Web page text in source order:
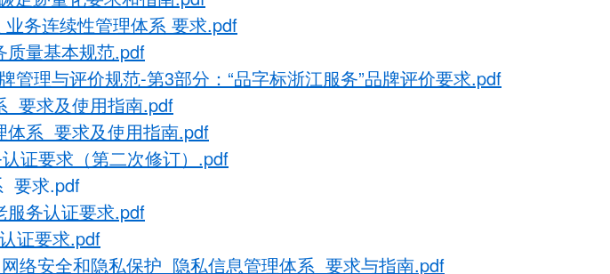
务连续性管理体系 要求.pdf
质量基本规范.pdf
管理与评价规范-第3部分：“品字标浙江服务”品牌评价要求.pdf
要求及使用指南.pdf
体系 要求及使用指南.pdf
证要求（第二次修订）.pdf
要求.pdf
服务认证要求.pdf
证要求.pdf
络安全和隐私保护 隐私信息管理体系 要求与指南.pdf